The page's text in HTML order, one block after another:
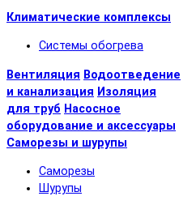
Климатические комплексы
Системы обогрева
Вентиляция Водоотведение
и канализация Изоляция
для труб Насосное
оборудование и аксессуары
Саморезы и шурупы
Саморезы
Шурупы